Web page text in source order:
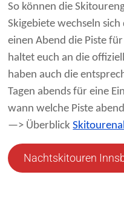
So können die
Skigebiete wechseln
einen Abend die Piste
haltet euch an die
haben auch die
Tagen abends für eine
wann welche Piste
—> Überblick
Nachtskitouren